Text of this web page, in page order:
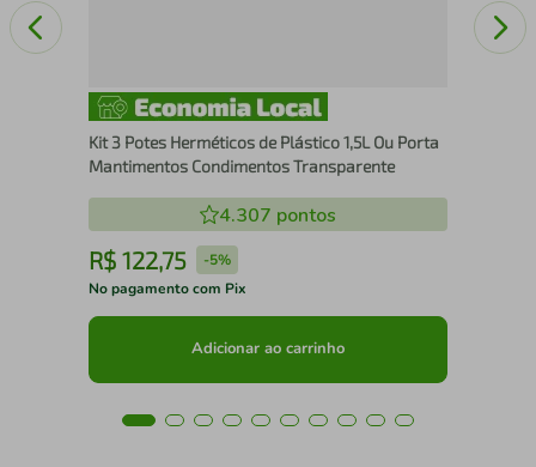
Kit 3 Potes Herméticos de Plástico 1,5L Ou Porta
Mantimentos Condimentos Transparente
4.307 pontos
R$ 122,75 -5%
No pagamento com Pix
Adicionar ao carrinho